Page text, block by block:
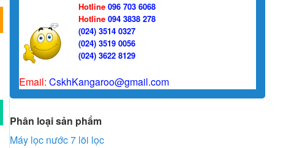
Hotline096 703 6068
Hotline094 3838 278
(024) 3514 0327
(024) 3519 0056
(024) 3622 8129
Email: CskhKangaroo@gmail.com
Phân loại sản phẩm
Máy lọc nước 7 lõi lọc